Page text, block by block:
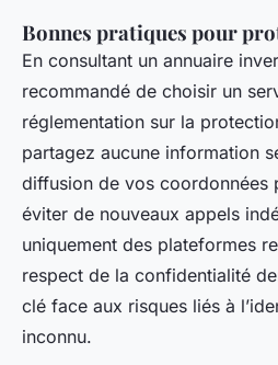
Bonnes pratiques pour
En consultant un annuaire
recommandé de choisir un
réglementation sur la
partagez aucune information
diffusion de vos coordonnées
éviter de nouveaux appels
uniquement des plateformes
respect de la confidentialité
clé face aux risques liés à
inconnu.